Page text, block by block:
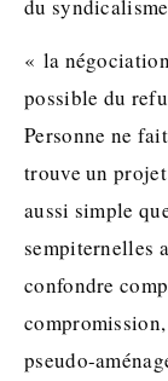
du
« la
possible du
Personne ne
trouve un
aussi simple
sempiternelles
confondre
pseudo-